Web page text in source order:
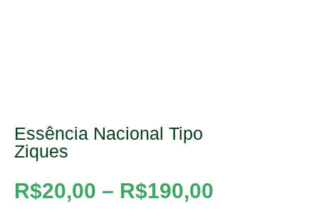
Essência Nacional Tipo
Ziques
R$20,00 – R$190,00